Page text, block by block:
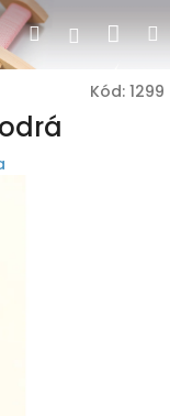
Hľadať
Kód: 1299